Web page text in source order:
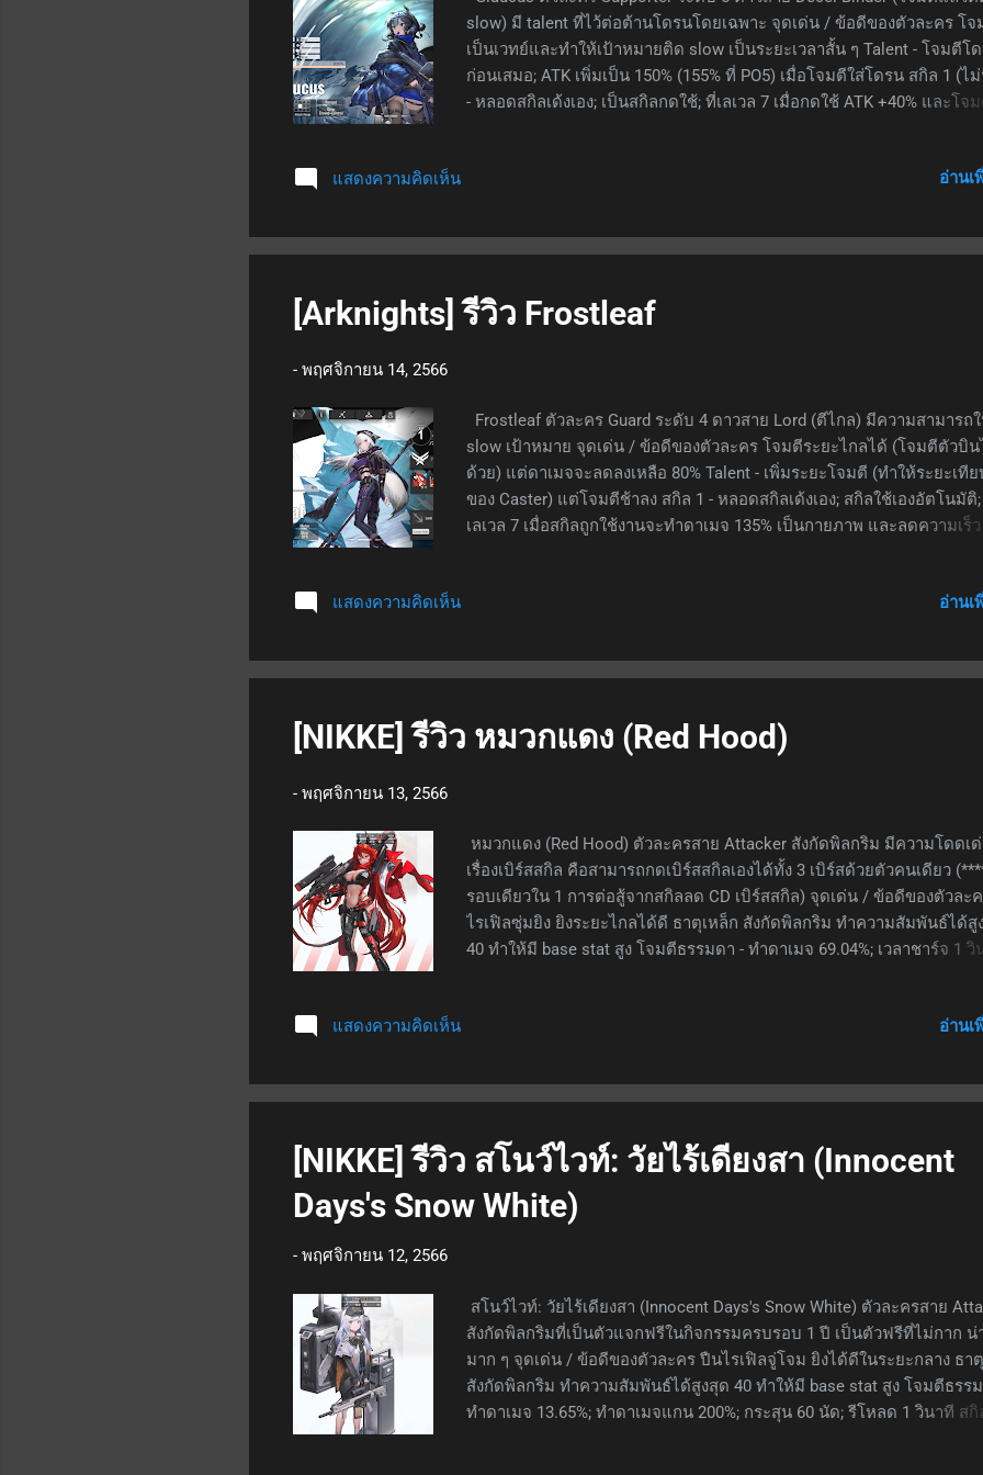
slow) มี talent ที่ไว้ต่อต้านโดรนโดยเฉพาะ จุดเด่น / ข้อดีของตัวละคร โจ
เป็นเวทย์และทำให้เป้าหมายติด slow เป็นระยะเวลาสั้น ๆ Talent - โจมตีโ
ก่อนเสมอ; ATK เพิ่มเป็น 150% (155% ที่ PO5) เมื่อโจมตีใส่โดรน สกิล 1 (ไ
- หลอดสกิลเด้งเอง; เป็นสกิลกดใช้; ที่เลเวล 7 เมื่อกดใช้ ATK +40% และโจ
shockwave ออกมารอบตัว (ระยะตามภาพ) ทำดาเมจใส่ศัตรูในระยะทั้งห
เท่า และติด stun; SP ตั้งต้น 16; ใช้ SP 34 จุดด้อย / ข้อเสียของตัวละคร ทำ
เมจได้ต่ำเมื่อเทียบกับสาย sniper โจมตีศัตรูที่ไม่ใช่โดรนเบา แพ้ทางโดร
ไม่ทัน สามารถปั้นขึ้นมาช่วยได้ แต่นอกเหนือจากนี้ก็ไม่ได้หยิบมาใช้งานเล
แสดงความคิดเห็น อ่านเ
[Arknights] รีวิว Frostleaf
- พฤศจิกายน 14, 2566
Frostleaf ตัวละคร Guard ระดับ 4 ดาวสาย Lord (ตีไกล) มีความสามารถ
slow เป้าหมาย จุดเด่น / ข้อดีของตัวละคร โจมตีระยะไกลได้ (โจมตีตัวบิ
ด้วย) แต่ดาเมจจะลดลงเหลือ 80% Talent - เพิ่มระยะโจมตี (ทำให้ระยะเทีย
ของ Caster) แต่โจมตีช้าลง สกิล 1 - หลอดสกิลเด้งเอง; สกิลใช้เองอัตโนมัติ
เลเวล 7 เมื่อสกิลถูกใช้งานจะทำดาเมจ 135% เป็นกายภาพ และลดความเร็ว
ความเร็วเป้าหมายลง -42%, และมีโอกาส 25% ในการตรึงขา(bind)ใส่เป้าห
ตัวละครที่ไม่แนะนำให้ปั้นเพราะ slow ก็แพ้ตัว Supporter ดาเมจก็ไม่ได้ดี
ส่วนมากจะใช้ Midnight กันแล้วข้ามไปใช้ตัวละคร 5 ดาวเลย
แสดงความคิดเห็น อ่านเ
[NIKKE] รีวิว หมวกแดง (Red Hood)
- พฤศจิกายน 13, 2566
หมวกแดง (Red Hood) ตัวละครสาย Attacker สังกัดพิลกริม มีความโดดเ
เรื่องเบิร์สสกิล คือสามารถกดเบิร์สสกิลเองได้ทั้ง 3 เบิร์สด้วยตัวคนเดียว
รอบเดียวใน 1 การต่อสู้จากสกิลลด CD เบิร์สสกิล) จุดเด่น / ข้อดีของตัวละ
ไรเฟิลซุ่มยิง ยิงระยะไกลได้ดี ธาตุเหล็ก สังกัดพิลกริม ทำความสัมพันธ์ได้สู
40 ทำให้มี base stat สูง โจมตีธรรมดา - ทำดาเมจ 69.04%; เวลาชาร์จ 1 วิ
สูงสุด 3.81%, ทับซ้อนได้สูงสุด 10 ครั้ง คงอยู่ 5 วินาที; เอฟเฟ็กต์ 2 : เปิดใช้
ดาเมจ; ดาเมจชาร์จเพิ่มขึ้น 240% ของค่าส่วนเกินอย่างต่อเนื่อง สกิล 2 -
เอฟเฟ็กต์ 1 : เปิดใช้งานเมื่อเข้าสู่การต่อสู้, ส่งผลกับตนเอง; ได้รับเจาะเกรา
ผลกับพันธมิตรทั้งหมด; DEF เพิ่มขึ้นสูงสุด 50.6...
แสดงความคิดเห็น อ่านเ
[NIKKE] รีวิว สโนว์ไวท์: วัยไร้เดียงสา (Innocent
Days's Snow White)
- พฤศจิกายน 12, 2566
สโนว์ไวท์: วัยไร้เดียงสา (Innocent Days's Snow White) ตัวละครสาย
สังกัดพิลกริมที่เป็นตัวแจกฟรีในกิจกรรมครบรอบ 1 ปี เป็นตัวฟรีที่ไม่กาก น่
มาก ๆ จุดเด่น / ข้อดีของตัวละคร ปืนไรเฟิลจู่โจม ยิงได้ดีในระยะกลาง ธา
สังกัดพิลกริม ทำความสัมพันธ์ได้สูงสุด 40 ทำให้มี base stat สูง โจมตีธรร
ทำดาเมจ 13.65%; ทำดาเมจแกน 200%; กระสุน 60 นัด; รีโหลด 1 วินาที ส